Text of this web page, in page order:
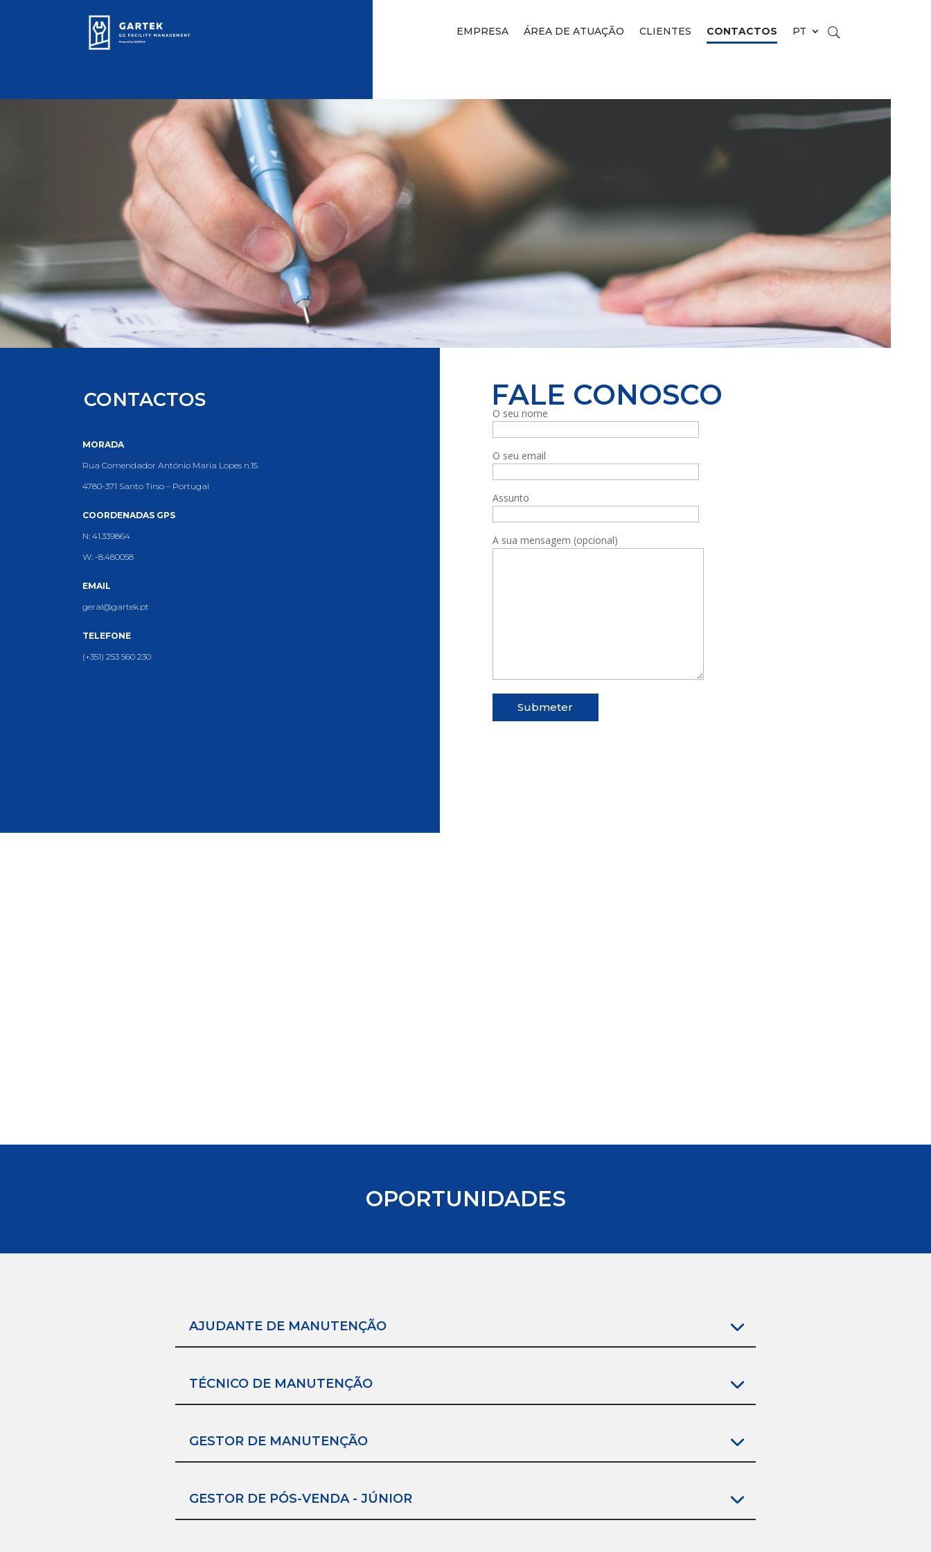
EMPRESA ÁREA DE ATUAÇÃO CLIENTES CONTACTOS PT
CONTACTOS
MORADA
Rua Comendador António Maria Lopes n.15
4780-371 Santo Tirso – Portugal
COORDENADAS GPS
N: 41.339864
W: -8.480058
EMAIL
geral@gartek.pt
TELEFONE
(+351) 253 560 230
FALE CONOSCO
O seu nome
O seu email
Assunto
A sua mensagem (opcional)
OPORTUNIDADES
AJUDANTE DE MANUTENÇÃO
TÉCNICO DE MANUTENÇÃO
GESTOR DE MANUTENÇÃO
GESTOR DE PÓS-VENDA - JÚNIOR